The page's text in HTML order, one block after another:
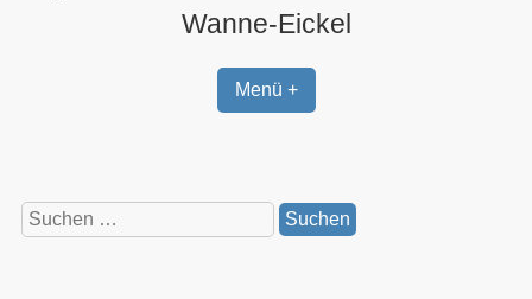
Wanne-Eickel
Menü +
Suchen
nach: